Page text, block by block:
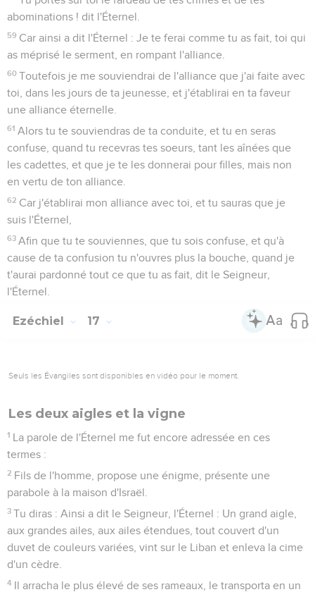
abominations ! dit l'Éternel.
59 Car ainsi a dit l'Éternel : Je te ferai comme tu as fait, toi qui
as méprisé le serment, en rompant l'alliance.
60 Toutefois je me souviendrai de l'alliance que j'ai faite avec
toi, dans les jours de ta jeunesse, et j'établirai en ta faveur
une alliance éternelle.
61 Alors tu te souviendras de ta conduite, et tu en seras
confuse, quand tu recevras tes soeurs, tant les aînées que
les cadettes, et que je te les donnerai pour filles, mais non
en vertu de ton alliance.
62 Car j'établirai mon alliance avec toi, et tu sauras que je
suis l'Éternel,
63 Afin que tu te souviennes, que tu sois confuse, et qu'à
cause de ta confusion tu n'ouvres plus la bouche, quand je
t'aurai pardonné tout ce que tu as fait, dit le Seigneur,
l'Éternel.
Ezéchiel 17
Seuls les Évangiles sont disponibles en vidéo pour le moment.
Les deux aigles et la vigne
1 La parole de l'Éternel me fut encore adressée en ces
termes :
2 Fils de l'homme, propose une énigme, présente une
parabole à la maison d'Israël.
3 Tu diras : Ainsi a dit le Seigneur, l'Éternel : Un grand aigle,
aux grandes ailes, aux ailes étendues, tout couvert d'un
duvet de couleurs variées, vint sur le Liban et enleva la cime
d'un cèdre.
4 Il arracha le plus élevé de ses rameaux, le transporta en un